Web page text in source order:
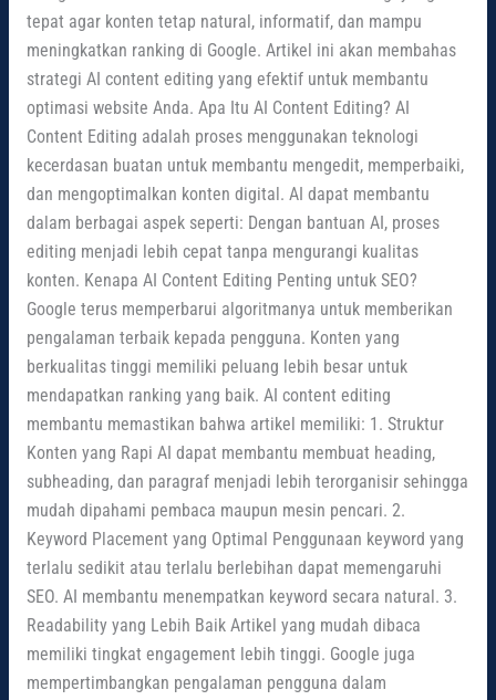
tepat agar konten tetap natural, informatif, dan mampu
meningkatkan ranking di Google. Artikel ini akan membahas
strategi AI content editing yang efektif untuk membantu
optimasi website Anda. Apa Itu AI Content Editing? AI
Content Editing adalah proses menggunakan teknologi
kecerdasan buatan untuk membantu mengedit, memperbaiki,
dan mengoptimalkan konten digital. AI dapat membantu
dalam berbagai aspek seperti: Dengan bantuan AI, proses
editing menjadi lebih cepat tanpa mengurangi kualitas
konten. Kenapa AI Content Editing Penting untuk SEO?
Google terus memperbarui algoritmanya untuk memberikan
pengalaman terbaik kepada pengguna. Konten yang
berkualitas tinggi memiliki peluang lebih besar untuk
mendapatkan ranking yang baik. AI content editing
membantu memastikan bahwa artikel memiliki: 1. Struktur
Konten yang Rapi AI dapat membantu membuat heading,
subheading, dan paragraf menjadi lebih terorganisir sehingga
mudah dipahami pembaca maupun mesin pencari. 2.
Keyword Placement yang Optimal Penggunaan keyword yang
terlalu sedikit atau terlalu berlebihan dapat memengaruhi
SEO. AI membantu menempatkan keyword secara natural. 3.
Readability yang Lebih Baik Artikel yang mudah dibaca
memiliki tingkat engagement lebih tinggi. Google juga
mempertimbangkan pengalaman pengguna dalam